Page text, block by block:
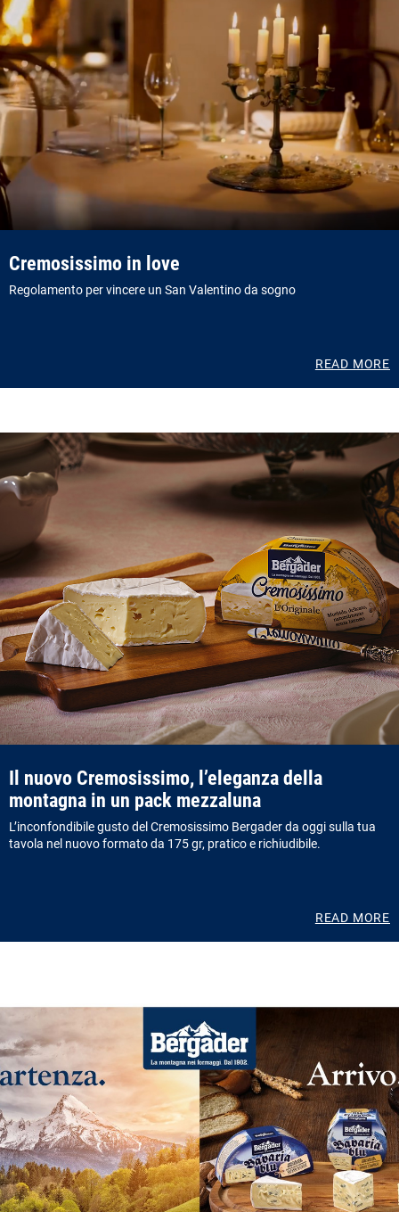
Cremosissimo in love
Regolamento per vincere un San Valentino da sogno
READ MORE
Il nuovo Cremosissimo, l’eleganza della
montagna in un pack mezzaluna
L’inconfondibile gusto del Cremosissimo Bergader da oggi sulla tua
tavola nel nuovo formato da 175 gr, pratico e richiudibile.
READ MORE